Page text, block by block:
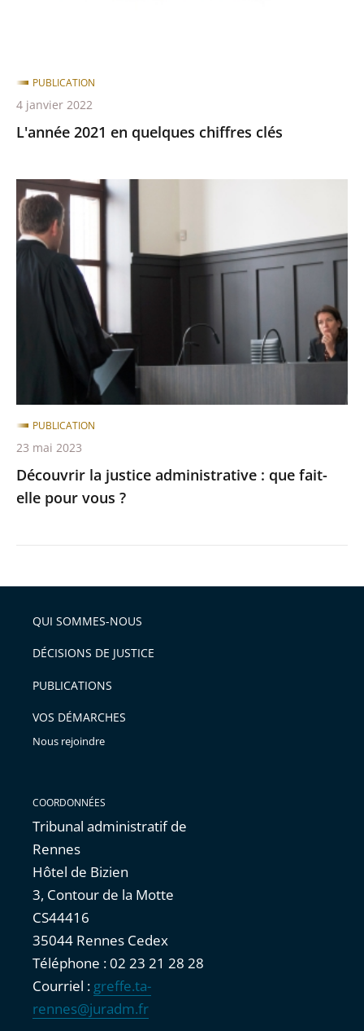
L'année 2021 en quelques chiffres clés
PUBLICATION
4 janvier 2022
Découvrir
la
justice
administrative
Découvrir la justice administrative : que fait-
elle pour vous ?
PUBLICATION
23 mai 2023
QUI SOMMES-NOUS
DÉCISIONS DE JUSTICE
PUBLICATIONS
VOS DÉMARCHES
Nous rejoindre
COORDONNÉES
Tribunal administratif de
Rennes
Hôtel de Bizien
3, Contour de la Motte
CS44416
35044 Rennes Cedex
Téléphone : 02 23 21 28 28
Courriel : greffe.ta-
rennes@juradm.fr